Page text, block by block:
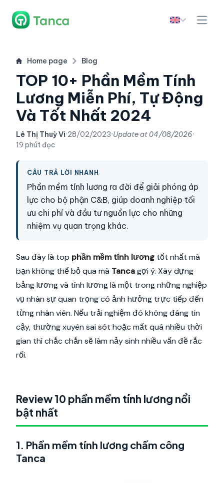
Home page Blog
TOP 10+ Phần Mềm Tính
Lương Miễn Phí, Tự Động
Và Tốt Nhất 2024
Lê Thị Thuỳ Vi·28/02/2023·Update at04/08/2026·
19 phút đọc
CÂU TRẢ LỜI NHANH
Phần mềm tính lương ra đời để giải phóng áp
lực cho bộ phận C&B, giúp doanh nghiệp tối
ưu chi phí và đầu tư nguồn lực cho những
nhiệm vụ quan trọng khác.
Sau đây là top phần mềm tính lương tốt nhất mà
bạn không thể bỏ qua mà Tancagợi ý. Xây dựng
bảng lương và tính lương là một trong những nghiệp
vụ nhân sự quan trọng có ảnh hưởng trực tiếp đến
từng nhân viên. Nếu trải nghiệm đó không đáng tin
cậy, thường xuyên sai sót hoặc mất quá nhiều thời
gian thì chắc chắn sẽ làm nảy sinh nhiều vấn đề rắc
rối.
Review 10 phần mềm tính lương nổi
bật nhất
1. Phần mềm tính lương chấm công
Tanca